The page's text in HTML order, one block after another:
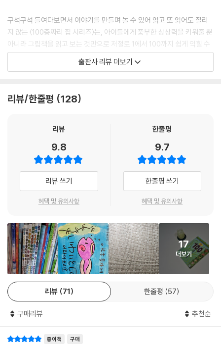
그러자 전기뱀장어가 외쳤습니다.
“그렇다면 우리에게 맡겨!” --- p.28-29
“위험하니까 멀리 떨어져!”
전기뱀장어들이 힘을 합해 기운을 다 쏟아부었습니다. 그러자…
--- p.30-31
늪 속 생물들은 어떻게 될까요? 모두 무사할까요?
구석구석 들여다보면서 이야기를 만들며 놀 수 있어 읽고 또 읽어도 질리
지 않는 〈100층짜리 집 시리즈〉는, 아이들에게 풍부한 상상력을 키워줄 뿐
아니라 그림책을 읽고 보는 것만으로 저절로 1에서 100까지 쉽게 익힐 수
있어 학습 효과도 기대할 수 있다.
출판사 리뷰 더보기
리뷰/한줄평 128
리뷰
9.8
리뷰 쓰기
혜택 및 유의사항
한줄평
9.7
한줄평 쓰기
혜택 및 유의사항
17
더보기
리뷰 71 한줄평 57
구매리뷰 추천순
종이책 구매